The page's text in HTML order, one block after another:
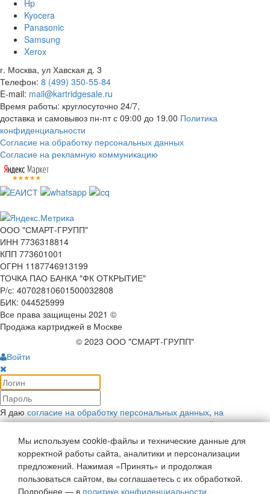
Hp
Kyocera
Panasonic
Samsung
Xerox
г. Москва, ул Хавская д. 3
Телефон: 8 (499) 350-55-84
E-mail: mail@kartridgesale.ru
Время работы: круглосуточно 24/7,
доставка и самовывоз пн-пт с 09:00 до 19.00 Политика
конфиденциальности
Согласие на обработку персональных данных
Согласие на рекламную коммуникацию
ООО "СМАРТ-ГРУПП"
ИНН 7736318814
КПП 773601001
ОГРН 1187746913199
ТОЧКА ПАО БАНКА "ФК ОТКРЫТИЕ"
Р/с: 40702810601500032808
БИК: 044525999
Все права защищены 2021 ©
Продажа картриджей в Москве
© 2023 ООО "СМАРТ-ГРУПП"
Войти
Я даю согласие на обработку персональных данных, на
рекламную коммуникациюи соглашаюсь сполитикой
конфиденциальности.
Войти
Напомнить пароль
Войти как пользователь:
Мы используем cookie-файлы и технические данные для
корректной работы сайта, аналитики и персонализации
предложений. Нажимая «Принять» и продолжая
пользоваться сайтом, вы соглашаетесь с их обработкой.
Подробнее — в политике конфиденциальности.